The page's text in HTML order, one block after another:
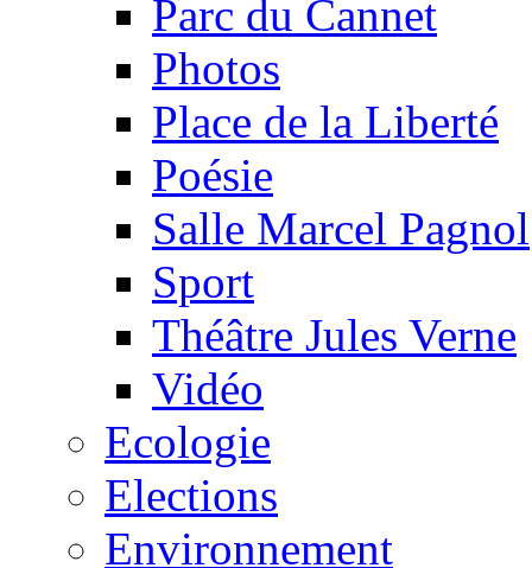
Parc du Cannet
Photos
Place de la Liberté
Poésie
Salle Marcel Pagnol
Sport
Théâtre Jules Verne
Vidéo
Ecologie
Elections
Environnement